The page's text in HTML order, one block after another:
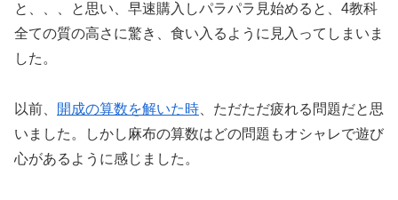
と、、、と思い、早速購入しパラパラ見始めると、4教科
全ての質の高さに驚き、食い入るように見入ってしまいま
した。
以前、 開成の算数を解いた時 、ただただ疲れる問題だと思
いました。しかし麻布の算数はどの問題もオシャレで遊び
心があるように感じました。